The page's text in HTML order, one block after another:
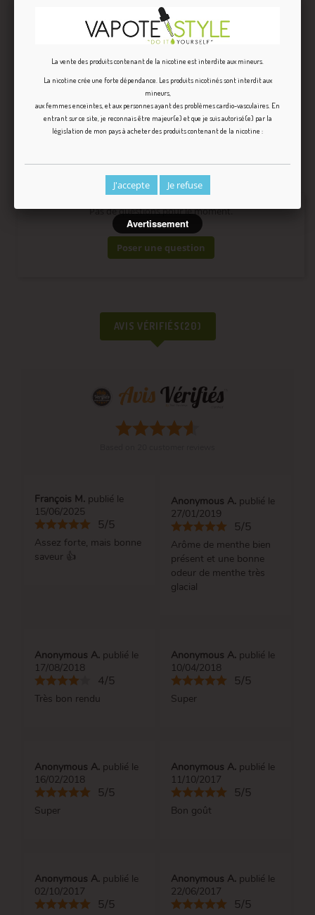
FRIZZY
(0)
Pas de questions pour le moment.
Poser une question
AVIS VÉRIFIÉS(20)
François M. publié le
15/06/2025
5/5
Assez forte, mais bonne
saveur 👍
Anonymous A. publié le
27/01/2019
5/5
Arôme de menthe bien
présent et une bonne
odeur de menthe très
glacial
Anonymous A. publié le
17/08/2018
4/5
Très bon rendu
Anonymous A. publié le
10/04/2018
5/5
Super
Anonymous A. publié le
16/02/2018
5/5
Super
Anonymous A. publié le
11/10/2017
5/5
Bon goût
Anonymous A. publié le
02/10/2017
5/5
Anonymous A. publié le
22/06/2017
5/5
La vente des produits contenant de la nicotine est interdite aux mineurs.
La nicotine crée une forte dépendance. Les produits nicotinés sont interdit aux
mineurs,
aux femmes enceintes, et aux personnes ayant des problèmes cardio-vasculaires. En
entrant sur ce site, je reconnais être majeur(e) et que je suis autorisé(e) par la
législation de mon pays à acheter des produits contenant de la nicotine :
J'accepte Je refuse
Avertissement